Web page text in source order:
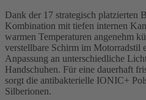
Dank der 17 strategisch platzierten
Kombination mit tiefen internen
warmen Temperaturen angenehm
verstellbare Schirm im Motorradstil
Anpassung an unterschiedliche
Handschuhen. Für eine dauerhaft
sorgt die antibakterielle IONIC+
Silberionen.